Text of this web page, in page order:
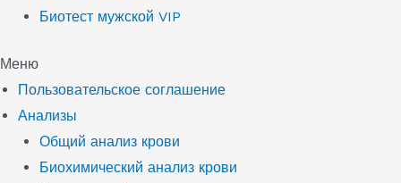
Биотест мужской VIP
Меню
Пользовательское соглашение
Анализы
Общий анализ крови
Биохимический анализ крови